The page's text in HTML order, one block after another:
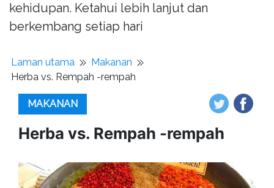
kehidupan. Ketahui lebih lanjut dan
berkembang setiap hari
Laman utama
Makanan
Herba vs. Rempah -rempah
MAKANAN
Herba vs. Rempah -rempah